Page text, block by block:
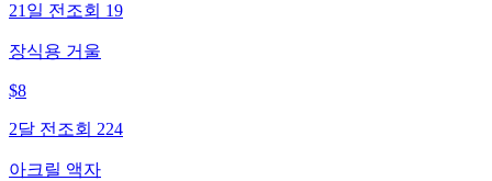
21일 전 조회 19
장식용 거울
$8
2달 전 조회 224
아크릴 액자